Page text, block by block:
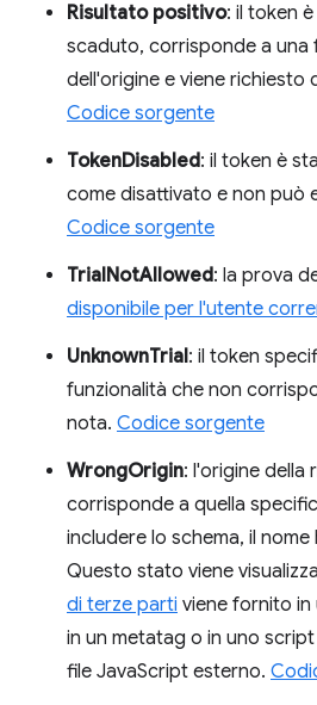
Risultato positivo: il token
scaduto, corrisponde a una
dell'origine e viene richiesto
Codice sorgente
TokenDisabled: il token è
come disattivato e non può
Codice sorgente
TrialNotAllowed: la prova
disponibile per l'utente
UnknownTrial: il token
funzionalità che non
nota. Codice sorgente
WrongOrigin: l'origine della
corrisponde a quella
includere lo schema, il
Questo stato viene
di terze parti viene fornito in
in un metatag o in uno script
file JavaScript esterno.